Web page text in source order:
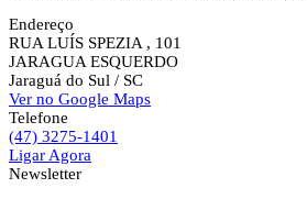
Endereço
RUA LUÍS SPEZIA , 101
JARAGUA ESQUERDO
Jaraguá do Sul / SC
Ver no Google Maps
Telefone
(47) 3275-1401
Ligar Agora
Newsletter